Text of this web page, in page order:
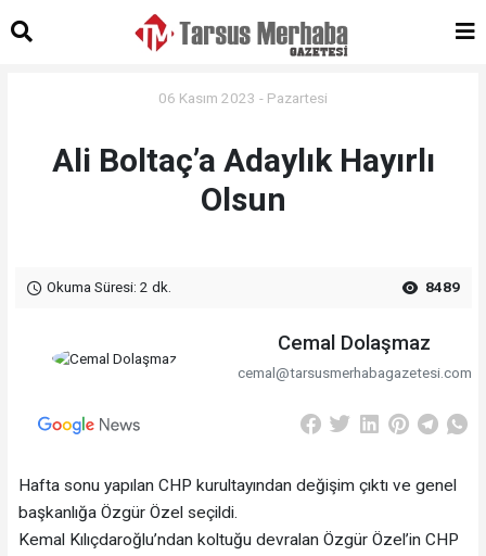
06 Kasım 2023 - Pazartesi
Ali Boltaç’a Adaylık Hayırlı
Olsun
Okuma Süresi: 2 dk. 8489
Cemal Dolaşmaz
cemal@tarsusmerhabagazetesi.com
Hafta sonu yapılan CHP kurultayından değişim çıktı ve genel
başkanlığa Özgür Özel seçildi.
Kemal Kılıçdaroğlu’ndan koltuğu devralan Özgür Özel’in CHP